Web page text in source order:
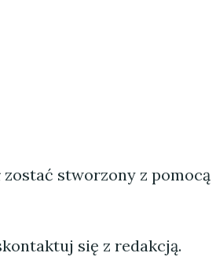
zostać stworzony z pomocą
się z redakcją.